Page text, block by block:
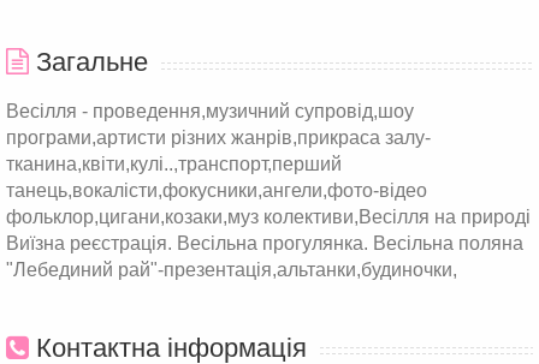
Загальне
Весілля - проведення,музичний супровід,шоу
програми,артисти різних жанрів,прикраса залу-
тканина,квіти,кулі..,транспорт,перший
танець,вокалісти,фокусники,ангели,фото-відео
фольклор,цигани,козаки,муз колективи,Весілля на природі
Виїзна реєстрація. Весільна прогулянка. Весільна поляна
"Лебединий рай"-презентація,альтанки,будиночки,
Контактна інформація